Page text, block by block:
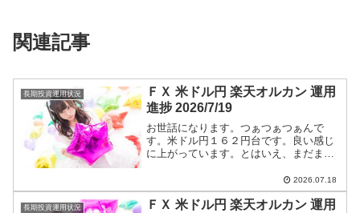
関連記事
長期投資運用状況
ＦＸ 米ドル円 楽天オルカン 運用
進捗 2026/7/19
お世話になります。つぁつぁつぁんで
す。米ドル円１６２円台です。良い感じ
に上がっています。とはいえ、まだまだ
す。米ドル円ショートエントリー手法と
今後のつぁつぁつぁん戦略は【米ドル
円】に全て書いています。
2026.07.18
長期投資運用状況
ＦＸ 米ドル円 楽天オルカン 運用